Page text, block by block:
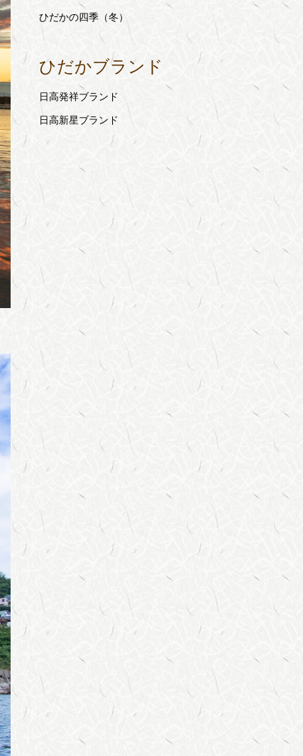
ひだかの四季（冬）
ひだかブランド
日高発祥ブランド
日高新星ブランド